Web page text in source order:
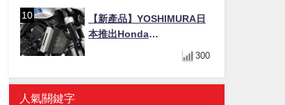
【新產品】YOSHIMURA日
本推出Honda
CB1000F/CB1000 HORNET
專用水箱護網，六角網紋設
計質感升級
300
人氣關鍵字